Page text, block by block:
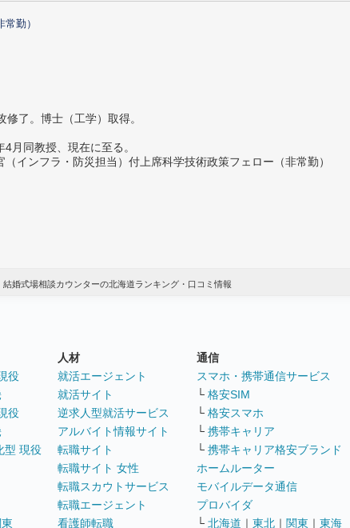
勤）
了。博士（工学）取得。
月同教授、現在に至る。
インフラ・防災担当）付上席科学技術政策フェロー（非常勤）
結婚式場相談カウンターの北海道ランキング・口コミ情報
役
役
型 現役
人材
就活エージェント
就活サイト
逆求人型就活サービス
アルバイト情報サイト
転職サイト
転職サイト 女性
転職スカウトサービス
転職エージェント
看護師転職
通信
スマホ・携帯通信サービス
└ 格安SIM
└ 格安スマホ
└ 携帯キャリア
└ 携帯キャリア格安ブランド
ホームルーター
モバイルデータ通信
プロバイダ
└ 北海道 ｜ 東北 ｜ 関東 ｜ 東海